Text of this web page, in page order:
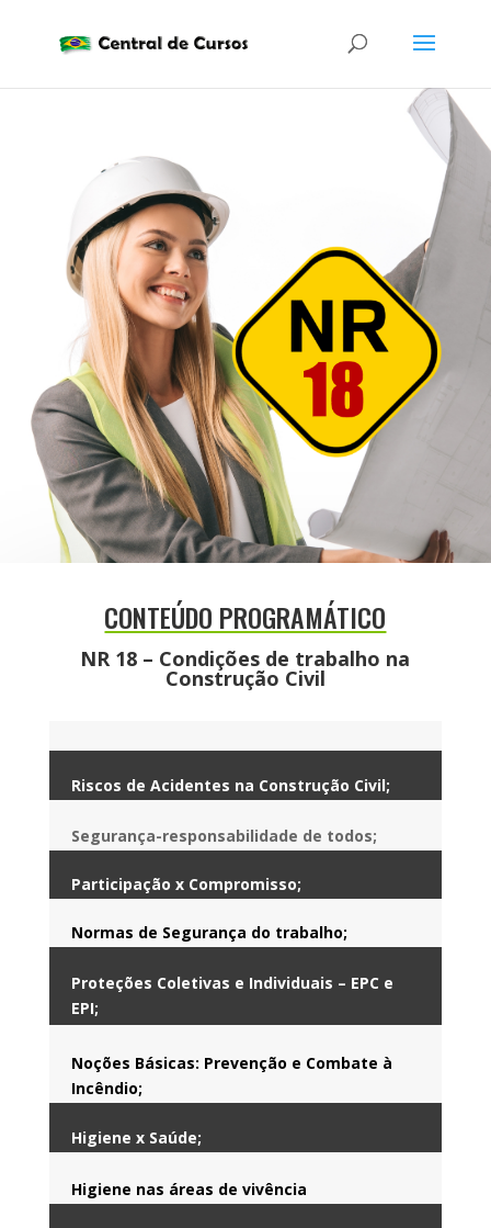
CONTEÚDO PROGRAMÁTICO
NR 18 – Condições de trabalho na
Construção Civil
Riscos de Acidentes na Construção Civil;
Segurança-responsabilidade de todos;
Participação x Compromisso;
Normas de Segurança do trabalho;
Proteções Coletivas e Individuais – EPC e
EPI;
Noções Básicas: Prevenção e Combate à
Incêndio;
Higiene x Saúde;
Higiene nas áreas de vivência